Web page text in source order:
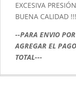
EXCESIVA
BUENA CALIDAD !!!
--PARA ENVIO
AGREGAR EL
TOTAL---